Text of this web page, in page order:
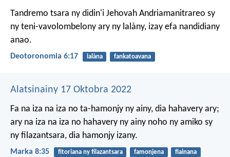
Tandremo tsara ny didin'i Jehovah Andriamanitrareo sy
ny teni-vavolombelony ary ny lalàny, izay efa nandidiany
anao.
Deotoronomia 6:17 lalàna fankatoavana
Alatsinainy 17 Oktobra 2022
Fa na iza na iza no ta-hamonjy ny ainy, dia hahavery ary;
ary na iza na iza no hahavery ny ainy noho ny amiko sy
ny filazantsara, dia hamonjy izany.
Marka 8:35 fitoriana ny filazantsara famonjena fiainana